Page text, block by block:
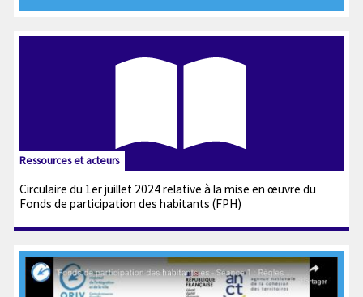
Ressources et acteurs
Circulaire du 1er juillet 2024 relative à la mise en œuvre du
Fonds de participation des habitants (FPH)